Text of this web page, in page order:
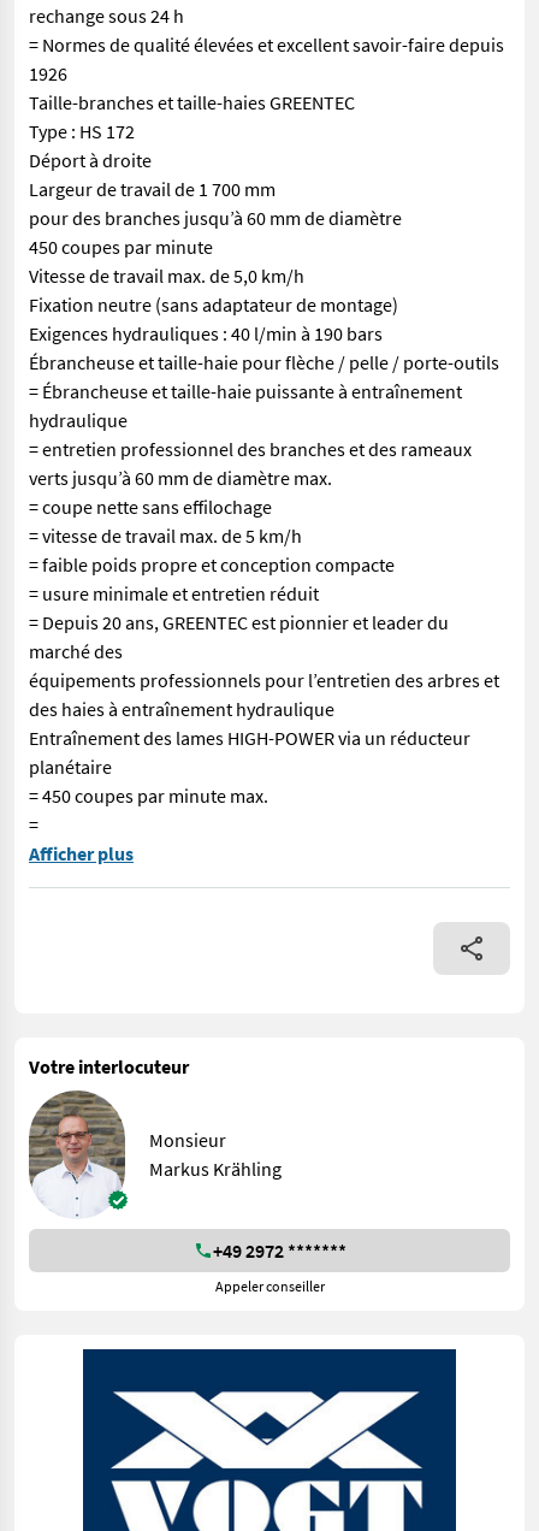
rechange sous 24 h
= Normes de qualité élevées et excellent savoir-faire depuis
1926
Taille-branches et taille-haies GREENTEC
Type : HS 172
Déport à droite
Largeur de travail de 1 700 mm
pour des branches jusqu’à 60 mm de diamètre
450 coupes par minute
Vitesse de travail max. de 5,0 km/h
Fixation neutre (sans adaptateur de montage)
Exigences hydrauliques : 40 l/min à 190 bars
Ébrancheuse et taille-haie pour flèche / pelle / porte-outils
= Ébrancheuse et taille-haie puissante à entraînement
hydraulique
= entretien professionnel des branches et des rameaux
verts jusqu’à 60 mm de diamètre max.
= coupe nette sans effilochage
= vitesse de travail max. de 5 km/h
= faible poids propre et conception compacte
= usure minimale et entretien réduit
= Depuis 20 ans, GREENTEC est pionnier et leader du
marché des
équipements professionnels pour l’entretien des arbres et
des haies à entraînement hydraulique
Entraînement des lames HIGH-POWER via un réducteur
planétaire
= 450 coupes par minute max.
=
VOGT Profitechnik, basée à Schmallenberg – Votre
Afficher plus
Votre interlocuteur
Monsieur
Markus Krähling
+49 2972 *******
Appeler conseiller